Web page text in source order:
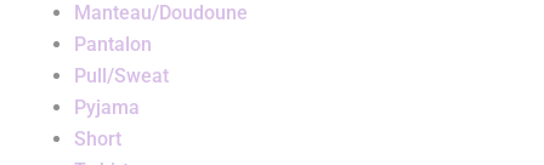
Manteau/Doudoune
Pantalon
Pull/Sweat
Pyjama
Short